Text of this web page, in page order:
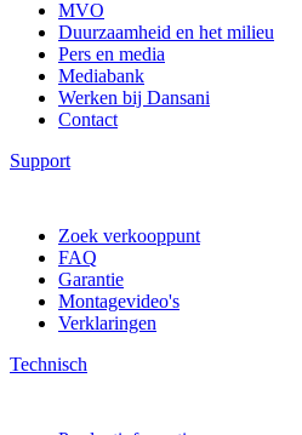
MVO
Duurzaamheid en het milieu
Pers en media
Mediabank
Werken bij Dansani
Contact
Support
Zoek verkooppunt
FAQ
Garantie
Montagevideo's
Verklaringen
Technisch